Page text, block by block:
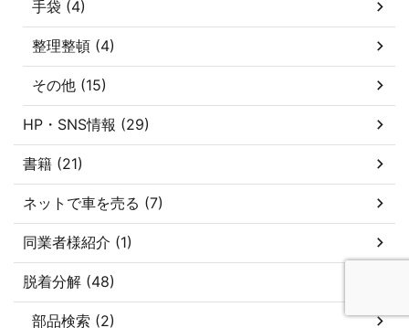
手袋 (4)
整理整頓 (4)
その他 (15)
HP・SNS情報 (29)
書籍 (21)
ネットで車を売る (7)
同業者様紹介 (1)
脱着分解 (48)
部品検索 (2)